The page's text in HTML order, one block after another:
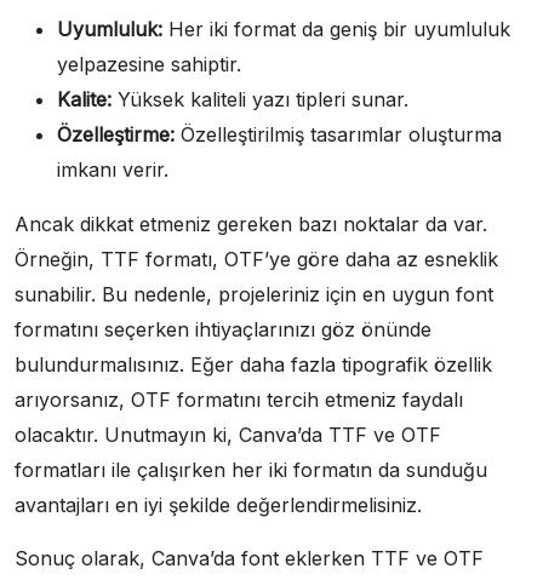
Uyumluluk: Her iki format da geniş bir uyumluluk
yelpazesine sahiptir.
Kalite: Yüksek kaliteli yazı tipleri sunar.
Özelleştirme: Özelleştirilmiş tasarımlar oluşturma
imkanı verir.
Ancak dikkat etmeniz gereken bazı noktalar da var.
Örneğin, TTF formatı, OTF’ye göre daha az esneklik
sunabilir. Bu nedenle, projeleriniz için en uygun font
formatını seçerken ihtiyaçlarınızı göz önünde
bulundurmalısınız. Eğer daha fazla tipografik özellik
arıyorsanız, OTF formatını tercih etmeniz faydalı
olacaktır. Unutmayın ki, Canva’da TTF ve OTF
formatları ile çalışırken her iki formatın da sunduğu
avantajları en iyi şekilde değerlendirmelisiniz.
Sonuç olarak, Canva’da font eklerken TTF ve OTF